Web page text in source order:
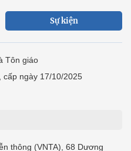
Sự kiện
Tôn giáo
cấp ngày 17/10/2025
thông (VNTA), 68 Dương